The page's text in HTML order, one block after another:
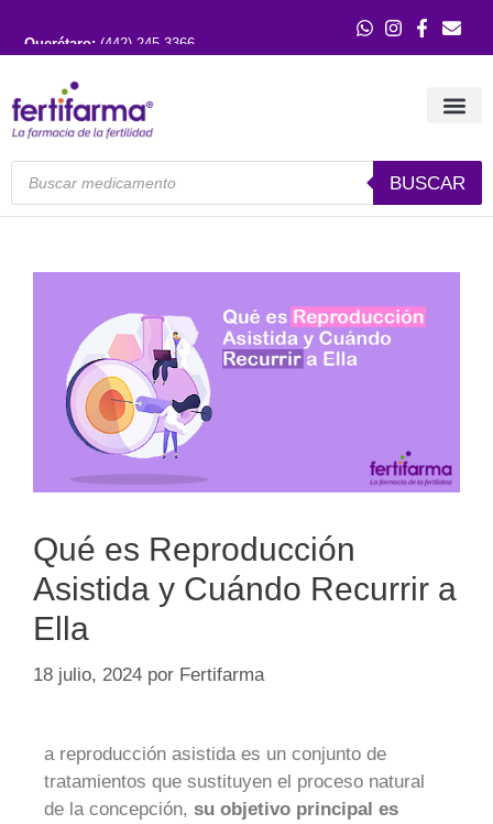
Querétaro: (442) 245 3366
BUSCAR
Qué es Reproducción
Asistida y Cuándo Recurrir a
Ella
18 julio, 2024 por Fertifarma
a reproducción asistida es un conjunto de
tratamientos que sustituyen el proceso natural
de la concepción, su objetivo principal es